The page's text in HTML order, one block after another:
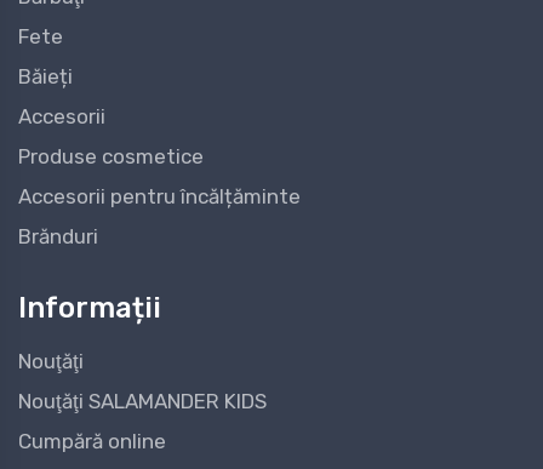
Fete
Băieți
Accesorii
Produse cosmetice
Accesorii pentru încălțăminte
Brănduri
Informații
Nouţăţi
Nouţăţi SALAMANDER KIDS
Cumpără online